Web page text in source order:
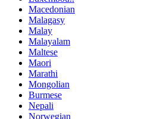
Macedonian
Malagasy
Malay
Malayalam
Maltese
Maori
Marathi
Mongolian
Burmese
Nepali
Norwegian